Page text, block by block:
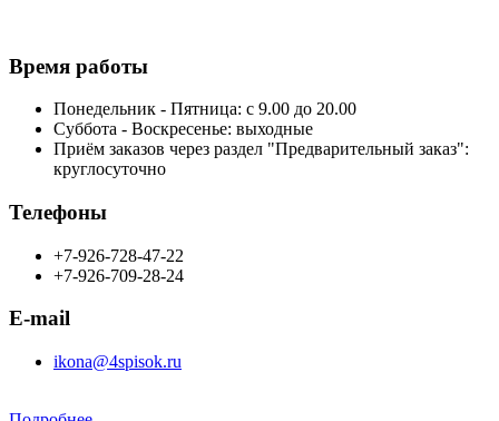
Время работы
Понедельник - Пятница: с 9.00 до 20.00
Суббота - Воскресенье: выходные
Приём заказов через раздел "Предварительный заказ":
круглосуточно
Телефоны
+7-926-728-47-22
+7-926-709-28-24
E-mail
ikona@4spisok.ru